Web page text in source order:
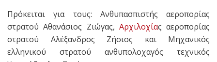
Πρόκειται για τους: Ανθυπασπιστής αεροπορίας
στρατού Αθανάσιος Ζιώγας, Αρχιλοχίας αεροπορίας
στρατού Αλέξανδρος Ζήσιος και Μηχανικός
ελληνικού στρατού ανθυπολοχαγός τεχνικός